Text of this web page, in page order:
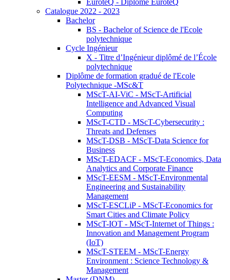
EuroteQ - Diplôme EuroteQ
Catalogue 2022 - 2023
Bachelor
BS - Bachelor of Science de l'Ecole
polytechnique
Cycle Ingénieur
X - Titre d’Ingénieur diplômé de l’École
polytechnique
Diplôme de formation gradué de l'Ecole
Polytechnique -MSc&T
MScT-AI-ViC - MScT-Artificial
Intelligence and Advanced Visual
Computing
MScT-CTD - MScT-Cybersecurity :
Threats and Defenses
MScT-DSB - MScT-Data Science for
Business
MScT-EDACF - MScT-Economics, Data
Analytics and Corporate Finance
MScT-EESM - MScT-Environmental
Engineering and Sustainability
Management
MScT-ESCLiP - MScT-Economics for
Smart Cities and Climate Policy
MScT-IOT - MScT-Internet of Things :
Innovation and Management Program
(IoT)
MScT-STEEM - MScT-Energy
Environment : Science Technology &
Management